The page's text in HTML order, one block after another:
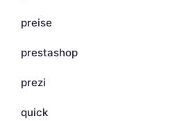
preise
prestashop
prezi
quick